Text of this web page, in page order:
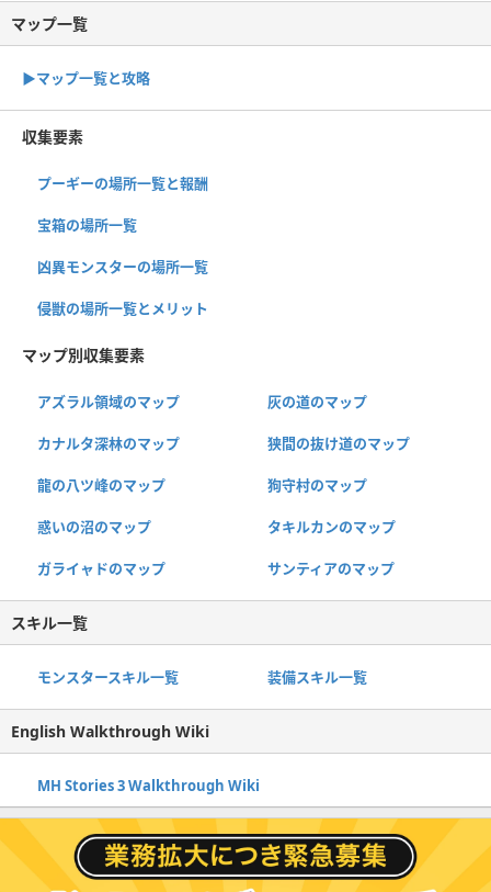
マップ一覧
▶︎マップ一覧と攻略
収集要素
プーギーの場所一覧と報酬
宝箱の場所一覧
凶異モンスターの場所一覧
侵獣の場所一覧とメリット
マップ別収集要素
アズラル領域のマップ 灰の道のマップ
カナルタ深林のマップ 狭間の抜け道のマップ
龍の八ツ峰のマップ 狗守村のマップ
惑いの沼のマップ タキルカンのマップ
ガライャドのマップ サンティアのマップ
スキル一覧
モンスタースキル一覧 装備スキル一覧
English Walkthrough Wiki
MH Stories 3 Walkthrough Wiki